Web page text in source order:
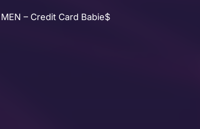
MEN – Credit Card Babie$